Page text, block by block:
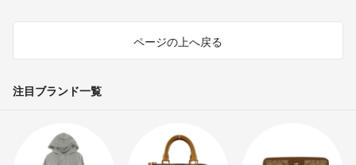
ページの上へ戻る
注目ブランド一覧